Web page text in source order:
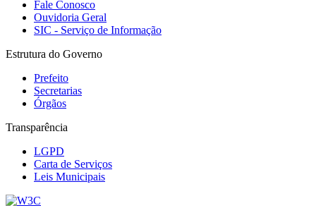
Fale Conosco
Ouvidoria Geral
SIC - Serviço de Informação
Estrutura do Governo
Prefeito
Secretarias
Órgãos
Transparência
LGPD
Carta de Serviços
Leis Municipais